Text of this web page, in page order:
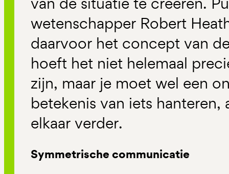
wetenschapper Robert
daarvoor het concept van
hoeft het niet helemaal
zijn, maar je moet wel een
betekenis van iets
elkaar verder.
Symmetrische communicatie